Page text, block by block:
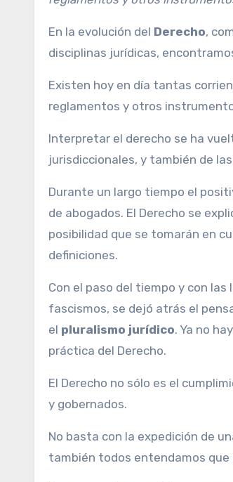
En la evolución del Derecho,
disciplinas jurídicas,
Existen hoy en día tantas
reglamentos y otros
Interpretar el derecho se ha
jurisdiccionales, y también de
Durante un largo tiempo el
de abogados. El Derecho se
posibilidad que se tomarán en
definiciones.
Con el paso del tiempo y con
fascismos, se dejó atrás el
el pluralismo jurídico. Ya no
práctica del Derecho.
El Derecho no sólo es el
y gobernados.
No basta con la expedición de
también todos entendamos que